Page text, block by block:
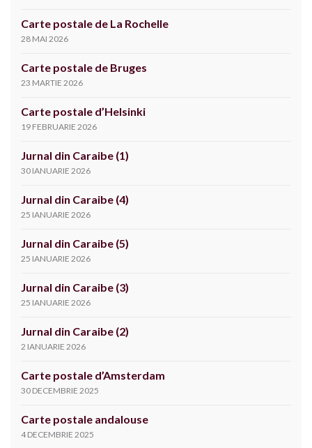
Carte postale de La Rochelle
28 MAI 2026
Carte postale de Bruges
23 MARTIE 2026
Carte postale d’Helsinki
19 FEBRUARIE 2026
Jurnal din Caraibe (1)
30 IANUARIE 2026
Jurnal din Caraibe (4)
25 IANUARIE 2026
Jurnal din Caraibe (5)
25 IANUARIE 2026
Jurnal din Caraibe (3)
25 IANUARIE 2026
Jurnal din Caraibe (2)
2 IANUARIE 2026
Carte postale d’Amsterdam
30 DECEMBRIE 2025
Carte postale andalouse
4 DECEMBRIE 2025